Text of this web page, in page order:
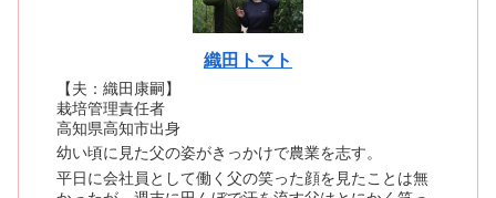
織田トマト
【夫：織田康嗣】
栽培管理責任者
高知県高知市出身
幼い頃に見た父の姿がきっかけで農業を志す。
平日に会社員として働く父の笑った顔を見たことは無